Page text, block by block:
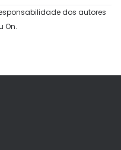
dos autores
On.